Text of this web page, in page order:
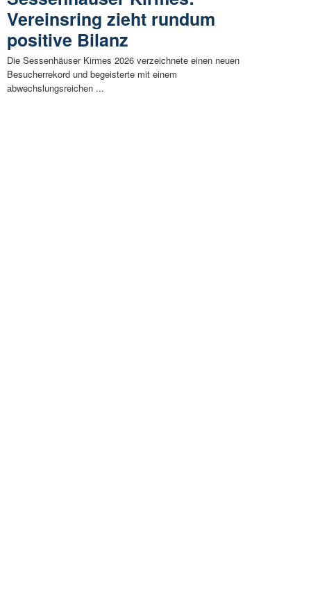
Vereinsring zieht rundum
positive Bilanz
Die Sessenhäuser Kirmes 2026 verzeichnete einen neuen
Besucherrekord und begeisterte mit einem
abwechslungsreichen ...